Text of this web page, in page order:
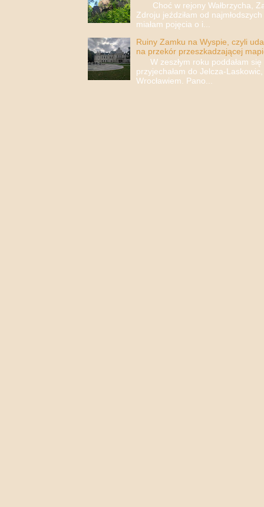
Choć w rejony Wałbrzycha,
Zdroju jeździłam od
miałam pojęcia o i...
Ruiny Zamku na Wyspie, czyli
na przekór przeszkadzającej
W zeszłym roku poddałam się
przyjechałam do Jelcza-
Wrocławiem. Pano...